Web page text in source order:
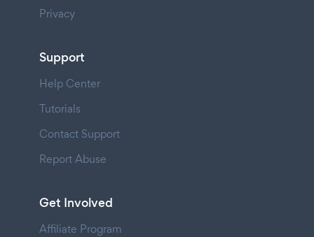
Privacy
Support
Help Center
Tutorials
Contact Support
Report Abuse
Get Involved
Affiliate Program